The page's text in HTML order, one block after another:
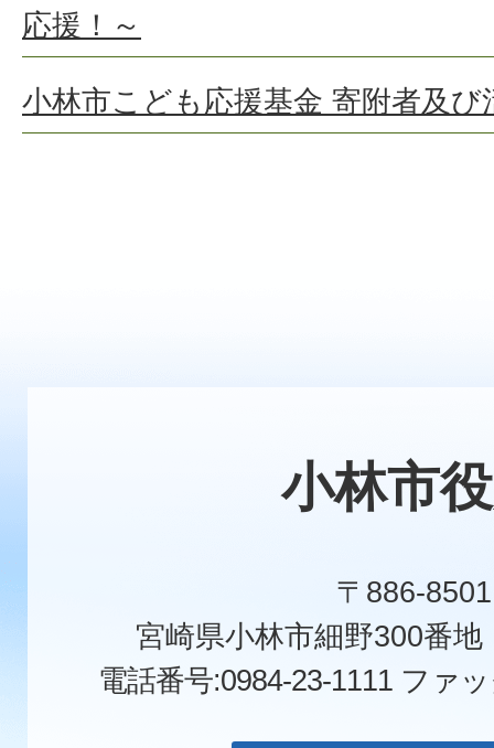
応援！～
小林市こども応援基金 寄附者及び
小林市
〒886-8501
宮崎県小林市細野300番
電話番号:0984-23-1111 ファ